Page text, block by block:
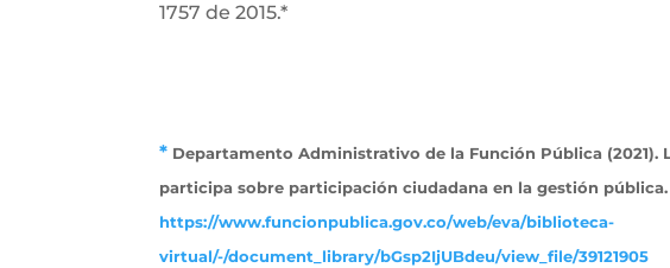
1757 de 2015.*
* Departamento Administrativo de la Función Pública
participa sobre participación ciudadana en la gestión
https://www.funcionpublica.gov.co/web/eva/biblioteca-
virtual/-/document_library/bGsp2IjUBdeu/view_file/39121905